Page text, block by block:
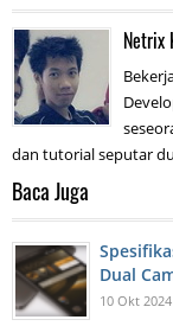
Netrix
dan tutorial seputar
Baca Juga
Dual
10 Okt